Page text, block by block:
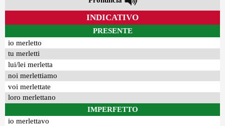
INDICATIVO
PRESENTE
io merletto
tu merletti
lui/lei merletta
noi merlettiamo
voi merlettate
loro merlettano
IMPERFETTO
io merlettavo